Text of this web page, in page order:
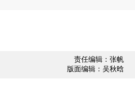
责任编辑：张帆
版面编辑：吴秋晗